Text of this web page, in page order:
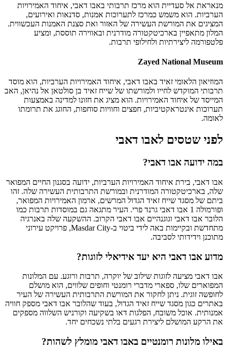
מנאראת אל סעדיית הוא מרכז תרבותי באבו דאבי, איחוד האמירויות
הערביות. הוא משמש כמרכז לתערוכות אמנות, סדנאות ואירועים,
המציגים את המורשת העשירה של האזור ואת סצנת האמנות העכשווית.
המלון מתאפיין בארכיטקטורה מודרנית ובאווירה תוססת, ומציע
פלטפורמה ליצירתיות ולחילופי תרבות.
Zayed National Museum
המוזיאון הלאומי זאיד באבו דאבי, איחוד האמירויות הערביות, הוא מוסד
תרבותי המוקדש לחייו ולמורשתו של שייח זאיד בן סולטאן אל נהיאן, האב
המייסד של איחוד האמירויות. הוא מציג את חזונו למדינה באמצעות
תערוכות אינטראקטיביות, חפצים וחוויות סוחפות, החוגג את תרומתו
לאומה.
לפני שטסים לאבו דאבי
במה ידועה אבו דאבי?
אבו דאבי, בירת איחוד האמירויות הערביות, ידועה בסגנון החיים המפואר
שלה, בארכיטקטורה המודרנית ובמורשת התרבותית העשירה שלה. זהו
ביתם של מסגד שייח זאיד הגדול המרשים, ארמון האמירויות המפואר,
ופורמולה 1 אבו דאבי גרנד פרי. העיר מתגאה גם במוסדות תרבות כמו
הלובר אבו דאבי וגוגנהיים אבו דאבי הקרוב. ההשקעה שלה באנרגיה
מתחדשת ובקיימות באה לידי ביטוי ב-Masdar City, פרויקט עירוני
מתוכנן וידידותי לסביבה.
מדוע אבו דאבי היא יעד אידיאלי לזוגות?
אבו דאבי מציעה לזוגות שילוב של יוקרה, תרבות ורוגע. עם המלונות
המפוארים שלו, ספארי מדברי רומנטי וחופים שלווים, הוא מושלם
לחופשה זוגית. ניתן לחקור את המורשת התרבותית העשירה של העיר
באתרים כגון מסגד שייח זאיד הגדול, בעוד שהלובר אבו דאבי מספק חוויה
אמנותית. אוכל משובח, הפלגות דאו בשקיעה וקורניש השלווה מספקים
את הרקע המושלם ליצירת רגעים בלתי נשכחים יחד.
באילו מלונות רומנטיים באבו דאבי מומלץ לשהות?